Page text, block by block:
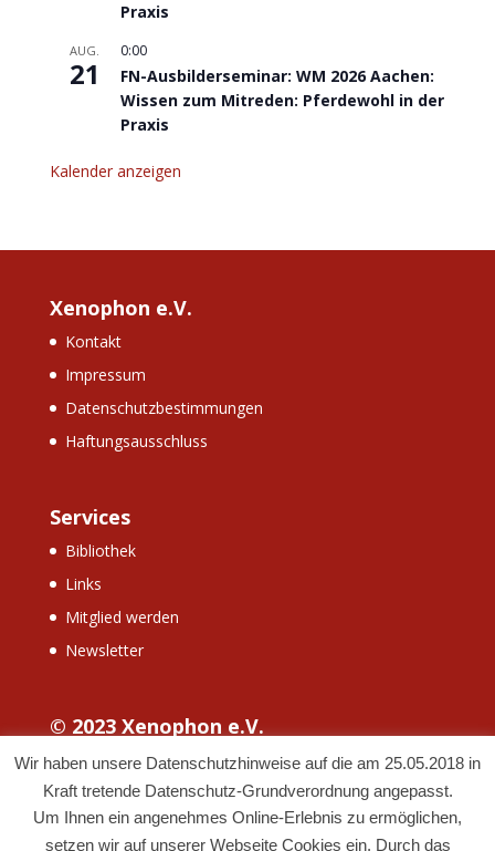
Praxis
AUG.
21
0:00
FN-Ausbilderseminar: WM 2026 Aachen:
Wissen zum Mitreden: Pferdewohl in der
Praxis
Kalender anzeigen
Xenophon e.V.
Kontakt
Impressum
Datenschutzbestimmungen
Haftungsausschluss
Services
Bibliothek
Links
Mitglied werden
Newsletter
© 2023 Xenophon e.V.
Wir haben unsere Datenschutzhinweise auf die am 25.05.2018 in
Kraft tretende Datenschutz-Grundverordnung angepasst.
Um Ihnen ein angenehmes Online-Erlebnis zu ermöglichen,
setzen wir auf unserer Webseite Cookies ein. Durch das